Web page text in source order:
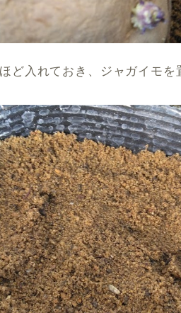
ど入れておき、ジャガイモを